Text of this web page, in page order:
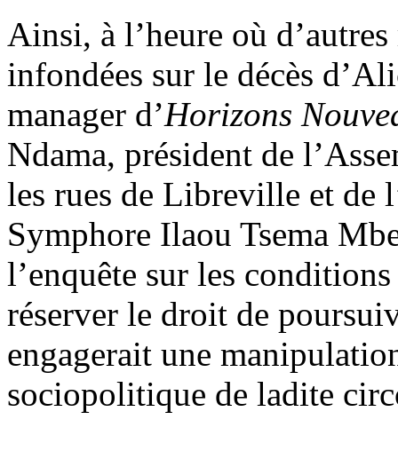
Ainsi, à l’heure où
infondées sur le décès
manager d’Horizons
Ndama, président de
les rues de Libreville et de
Symphore Ilaou Tsema
l’enquête sur les
réserver le droit de
engagerait une
sociopolitique de ladite